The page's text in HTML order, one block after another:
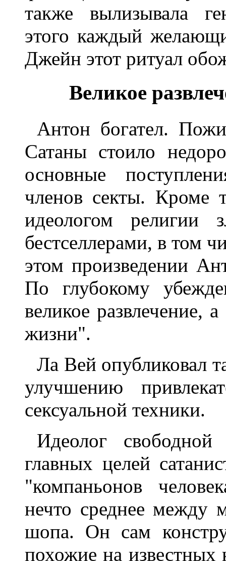
также вылизывала
этого каждый
Джейн этот ритуал
Великое
Антон богател.
Сатаны стоило
основные
членов секты. Кроме
идеологом религии
бестселлерами, в том
этом произведении
По глубокому
великое развлечение,
жизни".
Ла Вей опубликовал
улучшению
сексуальной техники.
Идеолог
главных целей
"компаньонов
нечто среднее между
шопа. Он сам
похожие на известных